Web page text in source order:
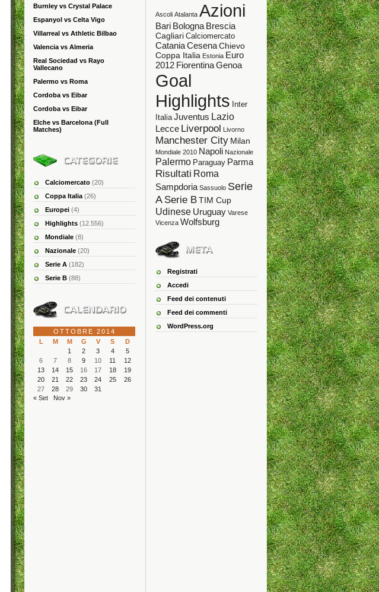
Burnley vs Crystal Palace
Espanyol vs Celta Vigo
Villarreal vs Athletic Bilbao
Valencia vs Almeria
Real Sociedad vs Rayo
Vallecano
Palermo vs Roma
Cordoba vs Eibar
Cordoba vs Eibar
Elche vs Barcelona (Full
Matches)
Calciomercato (20)
Coppa Italia (26)
Europei (4)
Highlights (12.556)
Mondiale (8)
Nazionale (20)
Serie A (182)
Serie B (88)
OTTOBRE 2014
L
M M G V S
D
1
2 3 4
5
6
7 8 9 10 11
12
13
14 15 16 17 18
19
20
21 22 23 24 25
26
27
28 29 30
31
« Set
Nov »
Ascoli Atalanta Azioni
Bari Bologna Brescia
Cagliari Calciomercato
CataniaCesenaChievo
Coppa Italia Estonia Euro
2012 FiorentinaGenoa
Goal
Highlights Inter
Italia Juventus Lazio
Lecce Liverpool Livorno
Manchester City Milan
Mondiale 2010 Napoli Nazionale
Palermo Paraguay Parma
Risultati Roma
Sampdoria Sassuolo Serie
A Serie BTIM Cup
Udinese Uruguay Varese
Vicenza Wolfsburg
Registrati
Accedi
Feed dei contenuti
Feed dei commenti
WordPress.org